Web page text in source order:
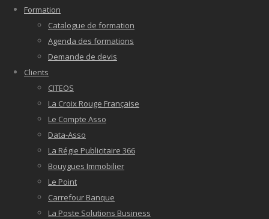
Formation
Catalogue de formation
Agenda des formations
Demande de devis
Clients
CITEOS
La Croix Rouge Française
Le Compte Asso
Data-Asso
La Régie Publicitaire 366
Bouygues Immobilier
Le Point
Carrefour Banque
La Poste Solutions Business